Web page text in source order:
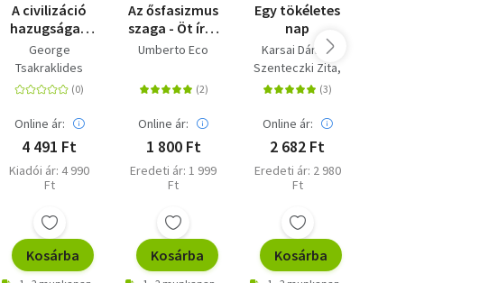
A civilizáció
hazugsága -
Egy hanyatló
világ
anatómiája
George
Tsakraklides
Online ár:
4 491 Ft
Kiadói ár: 4 990
Ft
Kosárba
Az ősfasizmus
szaga - Öt írás
az erkölcsről
Umberto Eco
Online ár:
1 800 Ft
Eredeti ár: 1 999
Ft
Kosárba
Egy tökéletes
nap
Karsai Dániel
Szenteczki Zita
Bíró Bence
Online ár:
2 682 Ft
Eredeti ár: 2 980
Ft
Kosárba